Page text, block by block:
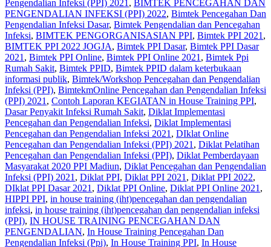
Pengendalian Infeksi (PPI) 2021 , BIMTEK PENCEGAHAN DAN
PENGENDALIAN INFEKSI (PPI) 2022, Bimtek Pencegahan Dan
Pengendalian Infeksi Dasar, Bimtek Pengendalian dan Pencegahan
Infeksi, BIMTEK PENGORGANISASIAN PPI, Bimtek PPI 2021 ,
BIMTEK PPI 2022 JOGJA, Bimtek PPI Dasar, Bimtek PPI Dasar
2021 , Bimtek PPI Online, Bimtek PPI Online 2021 , Bimtek Ppi
Rumah Sakit, Bimtek PPID, Bimtek PPID dalam keterbukaan
informasi publik, Bimtek/Workshop Pencegahan dan Pengendalian
Infeksi (PPI), BimtekmOnline Pencegahan dan Pengendalian Infeksi
(PPI) 2021 , Contoh Laporan KEGIATAN in House Training PPI,
Dasar Penyakit Infeksi Rumah Sakit, Diklat Implementasi
Pencegahan dan Pengendalian Infeksi, Diklat Implementasi
Pencegahan dan Pengendalian Infeksi 2021 , DIklat Online
Pencegahan dan Pengendalian Infeksi (PPI) 2021 , Diklat Pelatihan
Pencegahan dan Pengendalian Infeksi (PPI), Diklat Pemberdayaan
Masyarakat 2020 PPI Madiun, Diklat Pencegahan dan Pengendalian
Infeksi (PPI) 2021 , Diklat PPI, Diklat PPI 2021 , Diklat PPI 2022,
DIklat PPI Dasar 2021 , Diklat PPI Online, Diklat PPI Online 2021 ,
HIPPI PPI, in house training (iht)pencegahan dan pengendalian
infeksi, in house training (iht)pencegahan dan pengendalian infeksi
(PPI), IN HOUSE TRAINING PENCEGAHAN DAN
PENGENDALIAN, In House Training Pencegahan Dan
Pengendalian Infeksi (Ppi), In House Training PPI, In House